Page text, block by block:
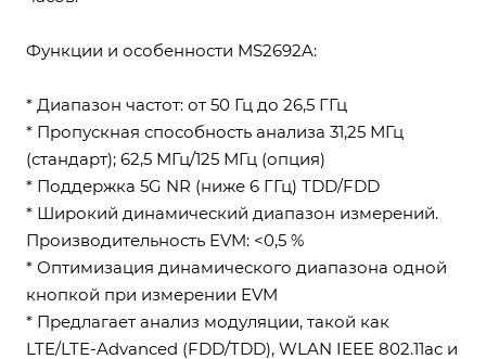
Функции и особенности MS2692A:
* Диапазон частот: от 50 Гц до 26,5 ГГц
* Пропускная способность анализа 31,25 МГц
(стандарт); 62,5 МГц/125 МГц (опция)
* Поддержка 5G NR (ниже 6 ГГц) TDD/FDD
* Широкий динамический диапазон измерений.
Производительность EVM: <0,5 %
* Оптимизация динамического диапазона одной
кнопкой при измерении EVM
* Предлагает анализ модуляции, такой как
LTE/LTE-Advanced (FDD/TDD), WLAN IEEE 802.11ac и